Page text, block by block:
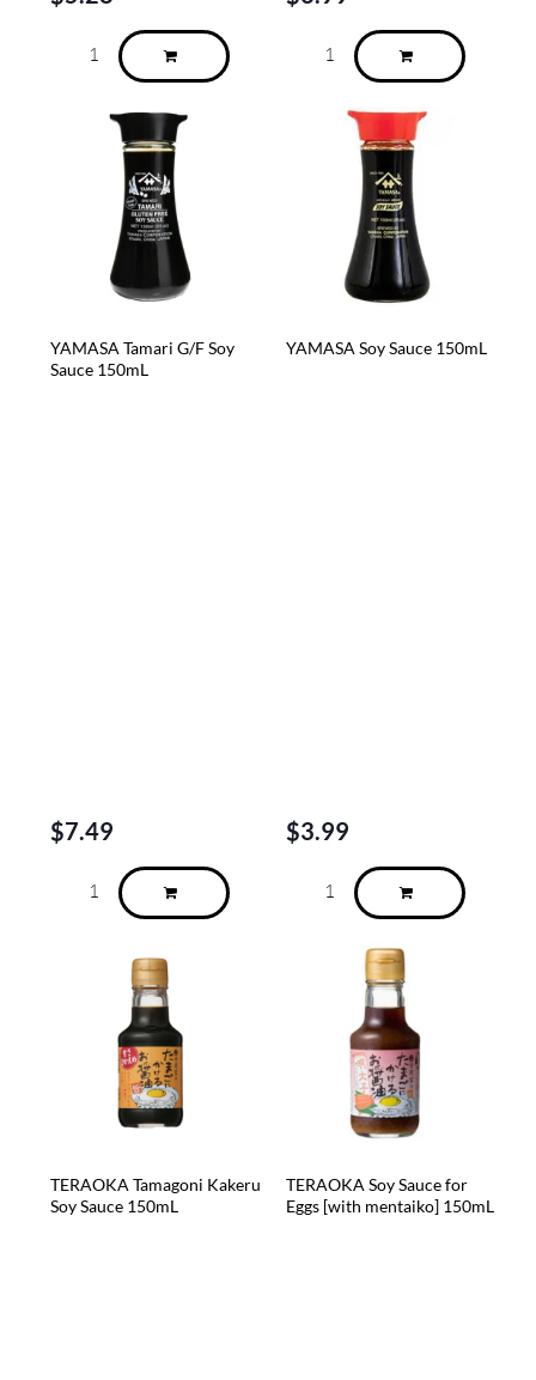
YAMASA Tamari G/F Soy
Sauce 150mL
$7.49
YAMASA Soy Sauce 150mL
$3.99
TERAOKA Tamagoni Kakeru
Soy Sauce 150mL
TERAOKA Soy Sauce for
Eggs [with mentaiko] 150mL